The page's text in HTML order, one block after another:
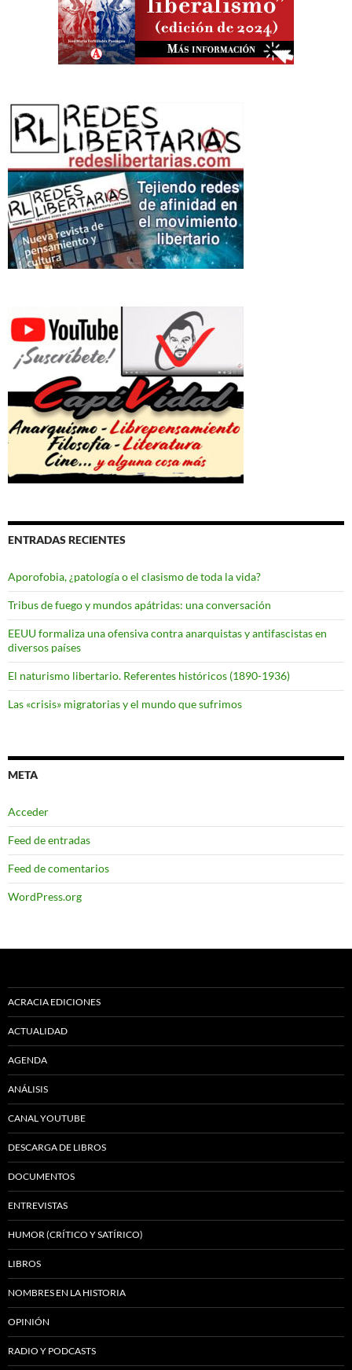
ENTRADAS RECIENTES
Aporofobia, ¿patología o el clasismo de toda la vida?
Tribus de fuego y mundos apátridas: una conversación
EEUU formaliza una ofensiva contra anarquistas y antifascistas en
diversos países
El naturismo libertario. Referentes históricos (1890-1936)
Las «crisis» migratorias y el mundo que sufrimos
META
Acceder
Feed de entradas
Feed de comentarios
WordPress.org
ACRACIA EDICIONES
ACTUALIDAD
AGENDA
ANÁLISIS
CANAL YOUTUBE
DESCARGA DE LIBROS
DOCUMENTOS
ENTREVISTAS
HUMOR (CRÍTICO Y SATÍRICO)
LIBROS
NOMBRES EN LA HISTORIA
OPINIÓN
RADIO Y PODCASTS